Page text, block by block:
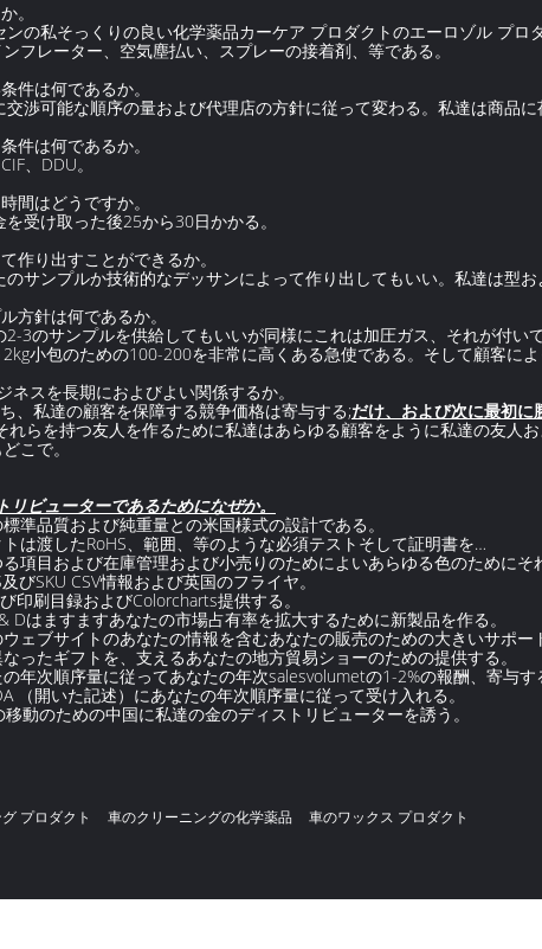
。
ンの私そっくりの良い化学薬品カーケア プロダクトのエーロゾル プ
フレーター、空気塵払い、スプレーの接着剤、等である。
件は何であるか。
交渉可能な順序の量および代理店の方針に従って変わる。私達は商品
件は何であるか。
、DDU。
間はどうですか。
受け取った後25から30日かかる。
作り出すことができるか。
のサンプルか技術的なデッサンによって作り出してもいい。私達は型お
方針は何であるか。
2-3のサンプルを供給してもいいが同様にこれは加圧ガス、それが付
2kg小包のための100-200を非常に高くある急使である。そして顧客に
ネスを長期におよびよい関係するか。
、私達の顧客を保障する競争価格は寄与する;だけ、および次に最初に
れらを持つ友人を作るために私達はあらゆる顧客をように私達の友人
こで。
リビューターであるためになぜか。
標準品質および純重量との米国様式の設計である。
トは渡したRoHS、範囲、等のような必須テストそして証明書を…
る項目および在庫管理および小売りのためによいあらゆる色のためにそ
びSKU CSV情報および英国のフライヤ。
印刷目録およびColorcharts提供する。
& Dはますますあなたの市場占有率を拡大するために新製品を作る。
ウェブサイトのあなたの情報を含むあなたの販売のための大きいサポ
ったギフトを、支えるあなたの地方貿易ショーのための提供する。
の年次順序量に従ってあなたの年次salesvolumetの1-2%の報酬、寄与す
（開いた記述）にあなたの年次順序量に従って受け入れる。
移動のための中国に私達の金のディストリビューターを誘う。
プロダクト 車のクリーニングの化学薬品 車のワックス プロダクト